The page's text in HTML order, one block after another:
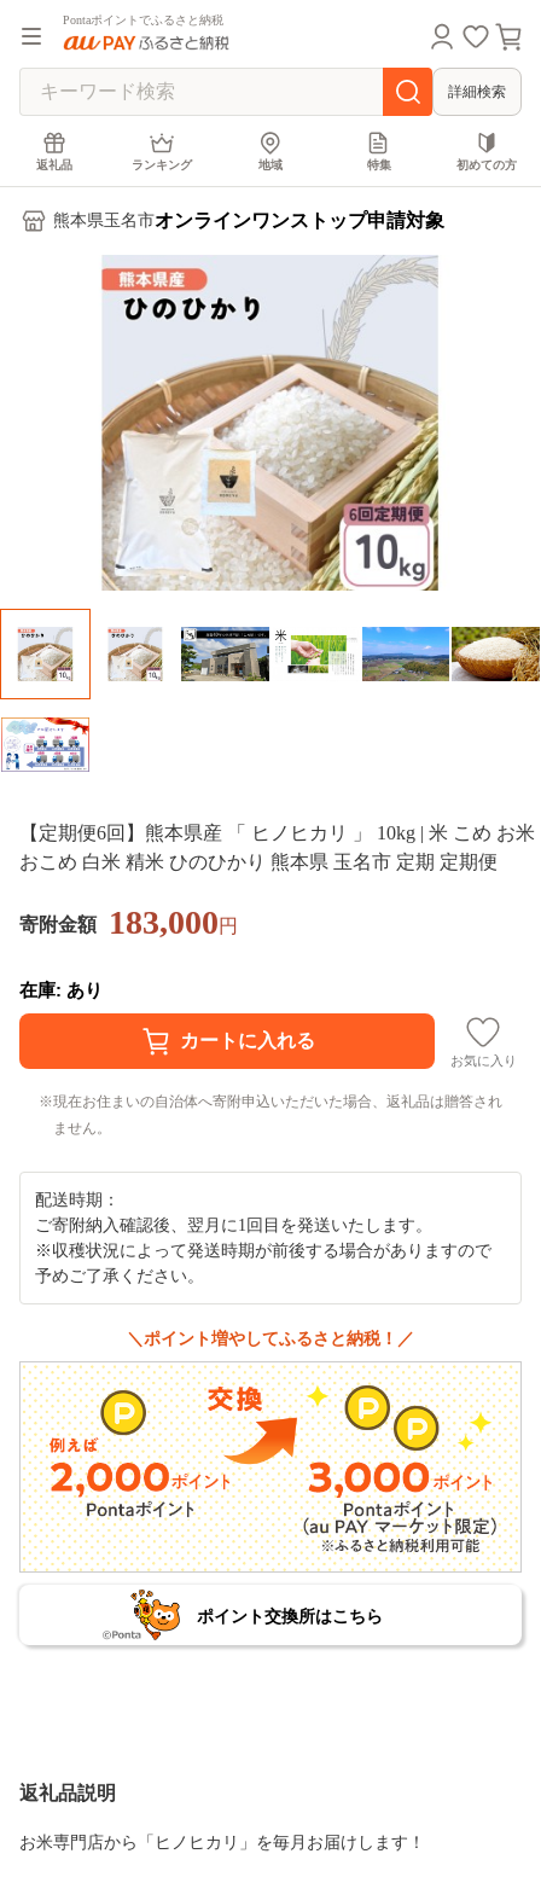
Pontaポイントでふるさと納税
詳細検索
返礼品 ランキング 地域 特集 初めての方
熊本県玉名市オンラインワンストップ申請対象
【定期便6回】熊本県産 「 ヒノヒカリ 」 10kg | 米 こめ お米
おこめ 白米 精米 ひのひかり 熊本県 玉名市 定期 定期便
寄附金額 183,000円
在庫: あり
お気に入り
現在お住まいの自治体へ寄附申込いただいた場合、返礼品は贈答され
ません。
配送時期：
ご寄附納入確認後、翌月に1回目を発送いたします。
※収穫状況によって発送時期が前後する場合がありますので
予めご了承ください。
＼ポイント増やしてふるさと納税！／
ポイント交換所はこちら
返礼品説明
お米専門店から「ヒノヒカリ」を毎月お届けします！